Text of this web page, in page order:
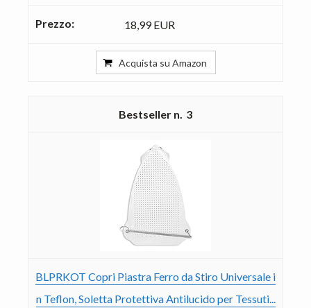
18,99 EUR
Acquista su Amazon
3
BLPRKOT Copri Piastra Ferro da Stiro Universale i
n Teflon, Soletta Protettiva Antilucido per Tessuti...